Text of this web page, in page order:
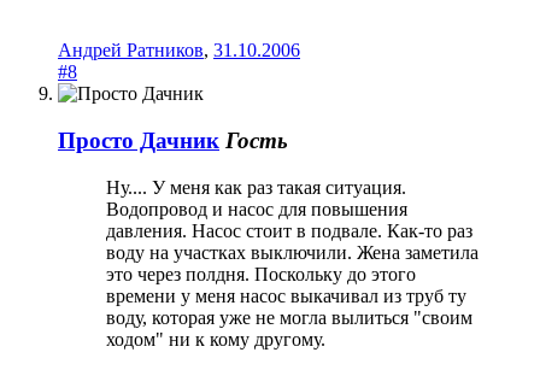
Андрей Ратников, 31.10.2006
#8
Просто Дачник Гость
Ну.... У меня как раз такая ситуация.
Водопровод и насос для повышения
давления. Насос стоит в подвале. Как-то раз
воду на участках выключили. Жена заметила
это через полдня. Поскольку до этого
времени у меня насос выкачивал из труб ту
воду, которая уже не могла вылиться "своим
ходом" ни к кому другому.